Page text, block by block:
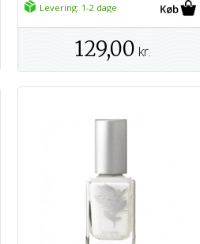
Levering: 1-2 dage
129,00 kr.